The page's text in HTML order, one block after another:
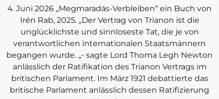
4. Juni 2026 „Megmaradás-Verbleiben“ ein Buch von
Irén Rab, 2025. „Der Vertrag von Trianon ist die
unglücklichste und sinnloseste Tat, die je von
verantwortlichen internationalen Staatsmännern
begangen wurde. „- sagte Lord Thoma Legh Newton
anlässlich der Ratifikation des Trianon Vertrags im
britischen Parlament. Im März 1921 debattierte das
britische Parlament anlässlich dessen Ratifizierung